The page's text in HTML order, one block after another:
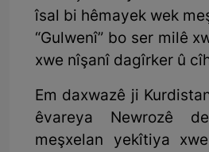
îsal bi hêmayek wek
“Gulwenî” bo ser milê
xwe nîşanî dagîrker û
Em daxwazê ji
êvareya Newrozê
meşxelan yekîtiya